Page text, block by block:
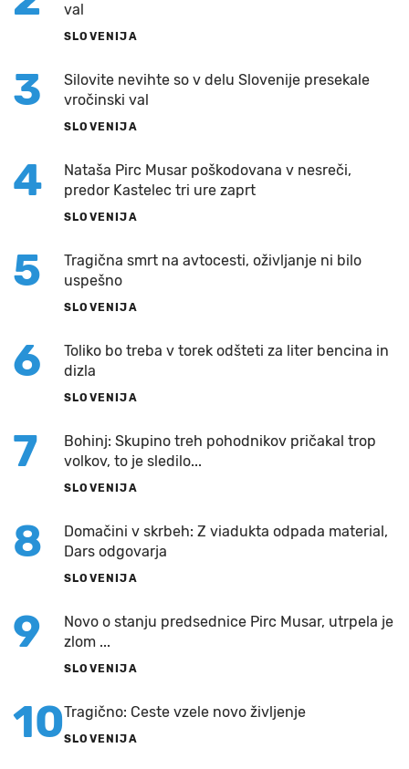
val
SLOVENIJA
3
Silovite nevihte so v delu Slovenije presekale
vročinski val
SLOVENIJA
4
Nataša Pirc Musar poškodovana v nesreči,
predor Kastelec tri ure zaprt
SLOVENIJA
5
Tragična smrt na avtocesti, oživljanje ni bilo
uspešno
SLOVENIJA
6
Toliko bo treba v torek odšteti za liter bencina in
dizla
SLOVENIJA
7
Bohinj: Skupino treh pohodnikov pričakal trop
volkov, to je sledilo...
SLOVENIJA
8
Domačini v skrbeh: Z viadukta odpada material,
Dars odgovarja
SLOVENIJA
9
Novo o stanju predsednice Pirc Musar, utrpela je
zlom ...
SLOVENIJA
10Tragično: Ceste vzele novo življenje
SLOVENIJA